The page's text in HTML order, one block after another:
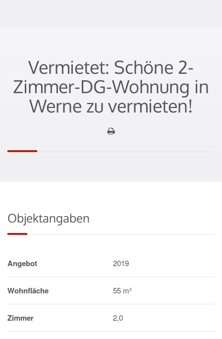
Vermietet: Schöne 2-
Zimmer-DG-Wohnung in
Werne zu vermieten!
Objektangaben
Angebot 2019
Wohnfläche 55 m²
Zimmer 2,0